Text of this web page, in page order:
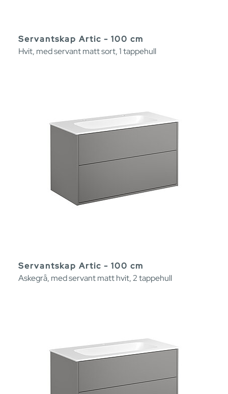
Servantskap Artic - 100 cm
Hvit, med servant matt sort, 1 tappehull
Servantskap Artic - 100 cm
Askegrå, med servant matt hvit, 2 tappehull